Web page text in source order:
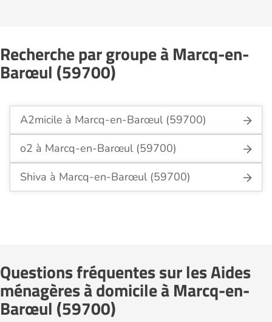
Recherche par groupe à Marcq-en-
Barœul (59700)
A2micile à Marcq-en-Barœul (59700)
o2 à Marcq-en-Barœul (59700)
Shiva à Marcq-en-Barœul (59700)
Questions fréquentes sur les Aides
ménagères à domicile à Marcq-en-
Barœul (59700)